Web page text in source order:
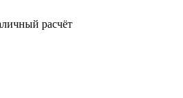
расчёт